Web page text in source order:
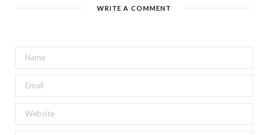
WRITE A COMMENT